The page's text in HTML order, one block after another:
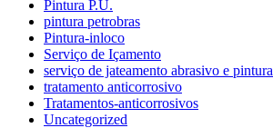
Pintura P.U.
pintura petrobras
Pintura-inloco
Serviço de Içamento
serviço de jateamento abrasivo e pintura
tratamento anticorrosivo
Tratamentos-anticorrosivos
Uncategorized